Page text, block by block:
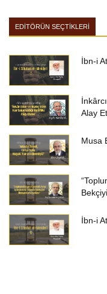
EDİTÖRÜN SEÇTİKLERİ
İbn-i
Alay
Musa
İbn-i